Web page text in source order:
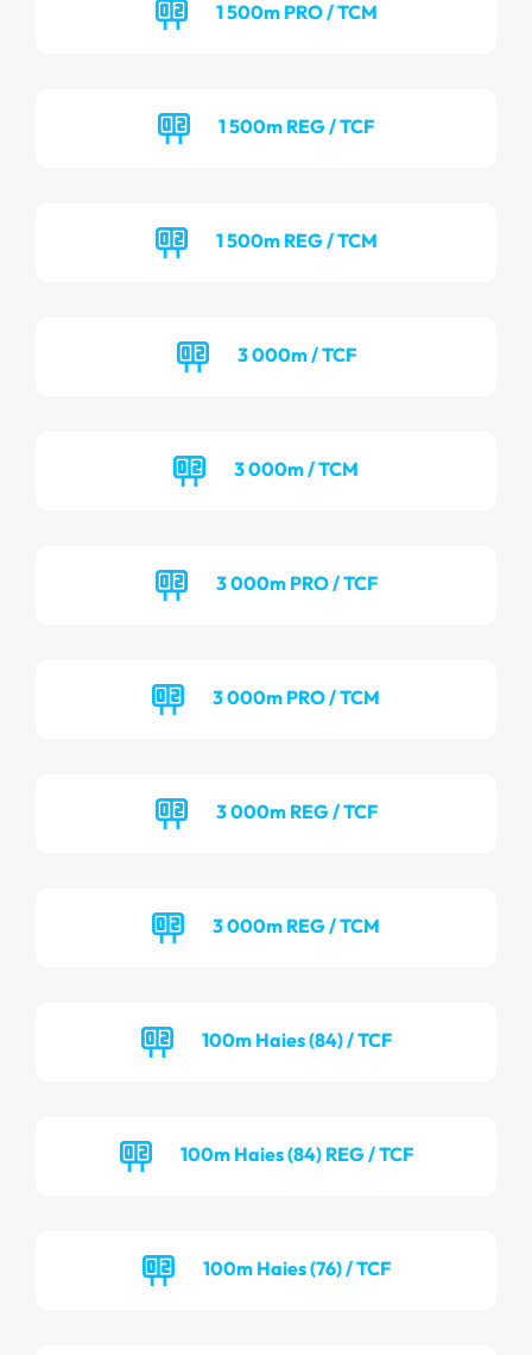
1 500m PRO / TCM
1 500m REG / TCF
1 500m REG / TCM
3 000m / TCF
3 000m / TCM
3 000m PRO / TCF
3 000m PRO / TCM
3 000m REG / TCF
3 000m REG / TCM
100m Haies (84) / TCF
100m Haies (84) REG / TCF
100m Haies (76) / TCF